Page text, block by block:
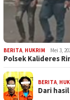
BERITA, HUKRIM Mei 3,
Polsek Kalideres
BERITA,
Dari